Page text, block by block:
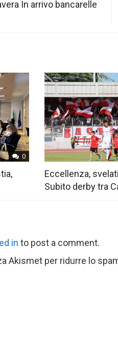
In arrivo bancarelle
0
Eccellenza,
Subito derby tra
in to post a comment.
Akismet per ridurre lo